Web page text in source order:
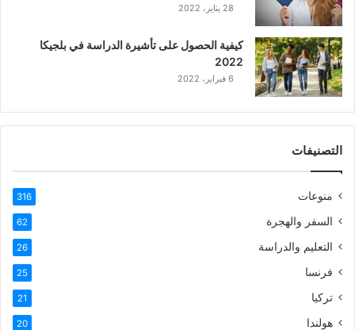
ي
ة
28 يناير، 2022
كيفية الحصول على تأشيرة الدراسة في بلجيكا
2022
6 فبراير، 2022
التصنيفات
منوعات 316
السفر والهجرة 62
التعليم والدراسة 26
فرنسا 25
تركيا 21
هولندا 20